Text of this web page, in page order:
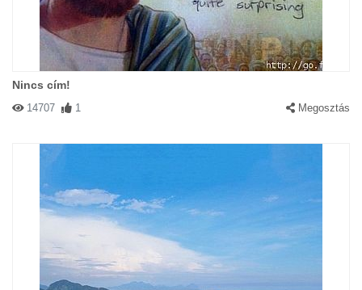
Nincs cím!
14707 1 Megosztás